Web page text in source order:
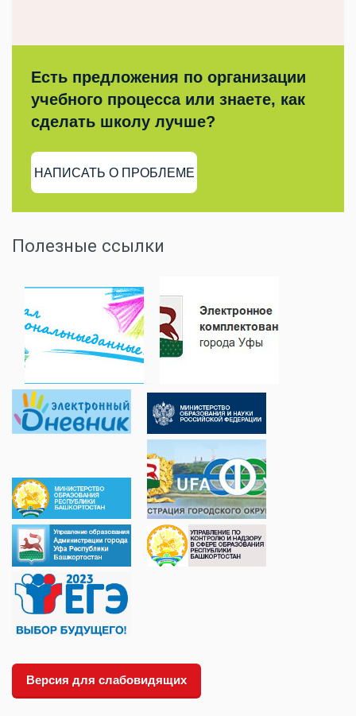
Есть предложения по организации
учебного процесса или знаете, как
сделать школу лучше?
НАПИСАТЬ О ПРОБЛЕМЕ
Полезные ссылки
Версия для слабовидящих